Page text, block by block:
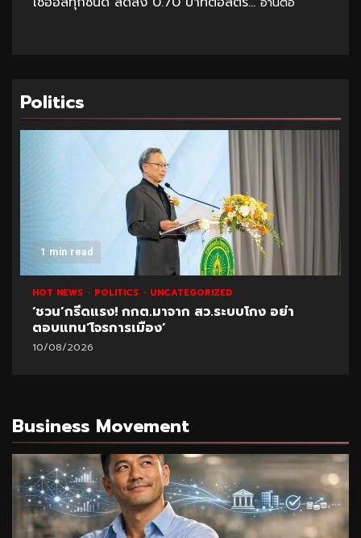
Politics
1 min read
HOT NEWS POLITICS UNCATEGORIZED
‘ชวน’กรีดแรง! กกต.มาจาก สว.ระบบโกง อย่า
ตอบแทน‘โจรการเมือง’
10/08/2026
Business Movement